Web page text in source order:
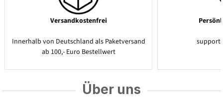
Versandkostenfrei
Innerhalb von Deutschland als Paketversand
ab 100,- Euro Bestellwert
Über uns